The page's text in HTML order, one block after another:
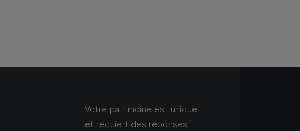
Votre patrimoine est unique
et requiert des réponses